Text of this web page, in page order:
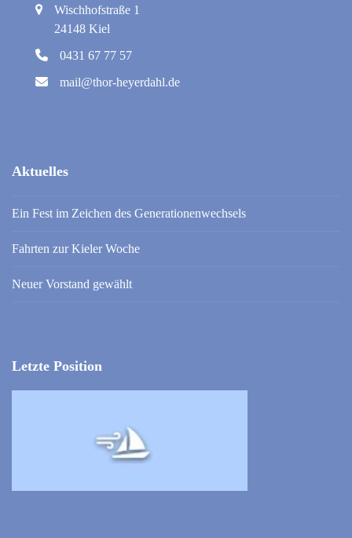
Wischhofstraße 1
24148 Kiel
0431 67 77 57
mail@thor-heyerdahl.de
Aktuelles
Ein Fest im Zeichen des Generationenwechsels
Fahrten zur Kieler Woche
Neuer Vorstand gewählt
Letzte Position